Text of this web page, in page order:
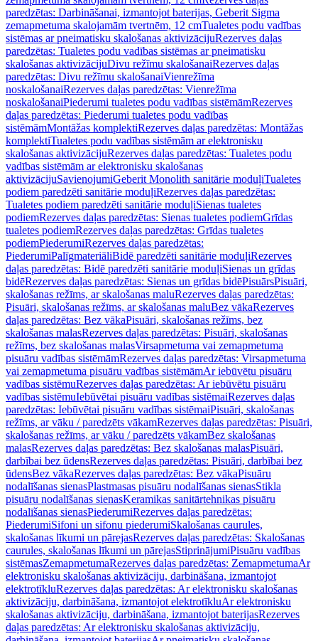
paredzētas: Darbināšanai, izmantojot baterijas, Geberit Sigma
zemapmetuma skalojamām tvertnēm, 12 cmTualetes podu vadības
sistēmas ar pneimatisku skalošanas aktivizācijuRezerves daļas
paredzētas: Tualetes podu vadības sistēmas ar pneimatisku
skalošanas aktivizācijuDivu režīmu skalošanaiRezerves daļas
paredzētas: Divu režīmu skalošanaiVienrežīma
noskalošanaiRezerves daļas paredzētas: Vienrežīma
noskalošanaiPiederumi tualetes podu vadības sistēmāmRezerves
daļas paredzētas: Piederumi tualetes podu vadības
sistēmāmMontāžas komplektiRezerves daļas paredzētas: Montāžas
komplektiTualetes podu vadības sistēmām ar elektronisku
skalošanas aktivizācijuRezerves daļas paredzētas: Tualetes podu
vadības sistēmām ar elektronisku skalošanas
aktivizācijuSavienojumiGeberit Monolith sanitārie moduļiTualetes
podiem paredzēti sanitārie moduļiRezerves daļas paredzētas:
Tualetes podiem paredzēti sanitārie moduļiSienas tualetes
podiemRezerves daļas paredzētas: Sienas tualetes podiemGrīdas
tualetes podiemRezerves daļas paredzētas: Grīdas tualetes
podiemPiederumiRezerves daļas paredzētas:
PiederumiPalīgmateriāliBidē paredzēti sanitārie moduļiRezerves
daļas paredzētas: Bidē paredzēti sanitārie moduļiSienas un grīdas
bidēRezerves daļas paredzētas: Sienas un grīdas bidēPisuārsPisuāri,
skalošanas režīms, ar skalošanas maluRezerves daļas paredzētas:
Pisuāri, skalošanas režīms, ar skalošanas maluBez vākaRezerves
daļas paredzētas: Bez vākaPisuāri, skalošanas režīms, bez
skalošanas malasRezerves daļas paredzētas: Pisuāri, skalošanas
režīms, bez skalošanas malasVirsapmetuma vai zemapmetuma
pisuāru vadības sistēmāmRezerves daļas paredzētas: Virsapmetuma
vai zemapmetuma pisuāru vadības sistēmāmAr iebūvētu pisuāru
vadības sistēmuRezerves daļas paredzētas: Ar iebūvētu pisuāru
vadības sistēmuIebūvētai pisuāru vadības sistēmaiRezerves daļas
paredzētas: Iebūvētai pisuāru vadības sistēmaiPisuāri, skalošanas
režīms, ar vāku / paredzēts vākamRezerves daļas paredzētas: Pisuāri,
skalošanas režīms, ar vāku / paredzēts vākamBez skalošanas
malasRezerves daļas paredzētas: Bez skalošanas malasPisuāri,
darbībai bez ūdensRezerves daļas paredzētas: Pisuāri, darbībai bez
ūdensBez vākaRezerves daļas paredzētas: Bez vākaPisuāru
nodalīšanas sienasPlastmasas pisuāru nodalīšanas sienasStikla
pisuāru nodalīšanas sienasKeramikas sanitārtehnikas pisuāru
nodalīšanas sienasPiederumiRezerves daļas paredzētas:
PiederumiSifoni un sifonu piederumiSkalošanas caurules,
skalošanas līkumi un pārejasRezerves daļas paredzētas: Skalošanas
caurules, skalošanas līkumi un pārejasStiprinājumiPisuāru vadības
sistēmasZemapmetumaRezerves daļas paredzētas: ZemapmetumaAr
elektronisku skalošanas aktivizāciju, darbināšana, izmantojot
elektrotīkluRezerves daļas paredzētas: Ar elektronisku skalošanas
aktivizāciju, darbināšana, izmantojot elektrotīkluAr elektronisku
skalošanas aktivizāciju, darbināšana, izmantojot baterijasRezerves
daļas paredzētas: Ar elektronisku skalošanas aktivizāciju,